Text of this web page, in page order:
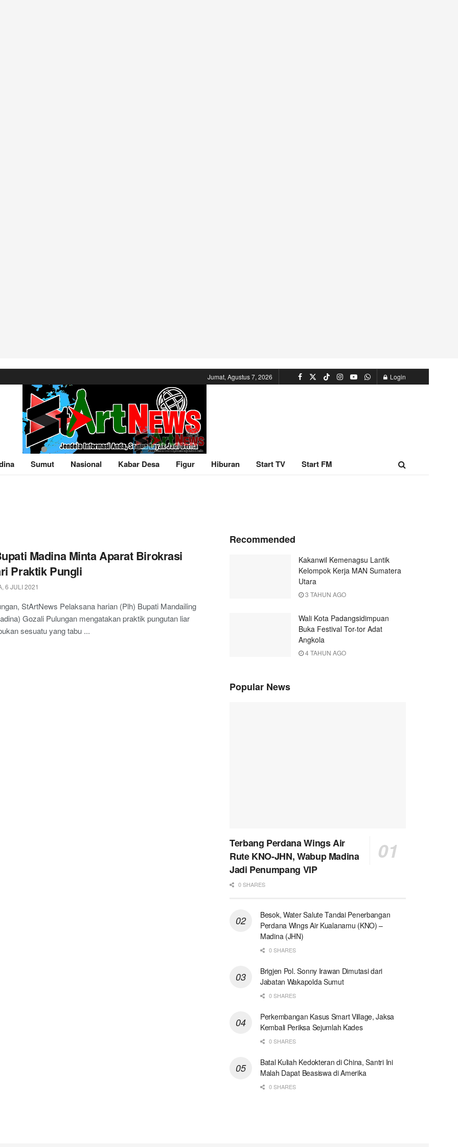
Jumat, Agustus 7, 2026 Login
Sumut Nasional Kabar Desa Figur Hiburan Start TV Start FM
Madina Minta Aparat Birokrasi
Praktik Pungli
6 JULI 2021
StArtNews Pelaksana harian (Plh) Bupati Mandailing
Gozali Pulungan mengatakan praktik pungutan liar
sesuatu yang tabu ...
Recommended
Kakanwil Kemenagsu Lantik
Kelompok Kerja MAN Sumatera
Utara
3 TAHUN AGO
Wali Kota Padangsidimpuan
Buka Festival Tor-tor Adat
Angkola
4 TAHUN AGO
Popular News
Terbang Perdana Wings Air
Rute KNO-JHN, Wabup Madina
Jadi Penumpang VIP
0 SHARES
Besok, Water Salute Tandai Penerbangan
Perdana Wings Air Kualanamu (KNO) –
Madina (JHN)
0 SHARES
Brigjen Pol. Sonny Irawan Dimutasi dari
Jabatan Wakapolda Sumut
0 SHARES
Perkembangan Kasus Smart Village, Jaksa
Kembali Periksa Sejumlah Kades
0 SHARES
Batal Kuliah Kedokteran di China, Santri Ini
Malah Dapat Beasiswa di Amerika
0 SHARES